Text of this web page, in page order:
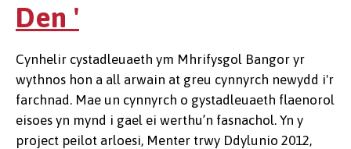
Den '
Cynhelir cystadleuaeth ym Mhrifysgol Bangor yr
wythnos hon a all arwain at greu cynnyrch newydd i'r
farchnad. Mae un cynnyrch o gystadleuaeth flaenorol
eisoes yn mynd i gael ei werthu’n fasnachol. Yn y
project peilot arloesi, Menter trwy Ddylunio 2012,